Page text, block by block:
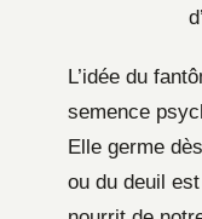
L’idée du
semence
Elle germe
ou du deuil